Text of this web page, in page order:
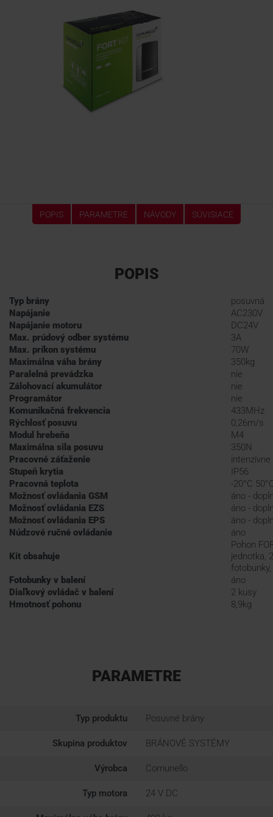
POPIS PARAMETRE NÁVODY SÚVISIACE
POPIS
Typ brány
posuvná
Napájanie
AC230V
Napájanie motoru
DC24V
Max. prúdový odber systému
3A
Max. príkon systému
70W
Maximálna váha brány
350kg
Paralelná prevádzka
nie
Zálohovací akumulátor
nie
Programátor
nie
Komunikačná frekvencia
433MHz
Rýchlosť posuvu
0,26m/s
Modul hrebeňa
M4
Maximálna sila posuvu
350N
Pracovné záťaženie
intenzívne
Stupeň krytia
IP56
Pracovná teplota
-20°C
Možnosť ovládania GSM
áno -
Možnosť ovládania EZS
áno -
Možnosť ovládania EPS
áno -
Núdzové ručné ovládanie
áno
Kit obsahuje
Pohon
jednotka,
Fotobunky v balení
áno
Diaľkový ovládač v balení
2 kusy
Hmotnosť pohonu
8,9kg
PARAMETRE
Typ produktu Posuvné brány
Skupina produktov BRÁNOVÉ SYSTÉMY
Výrobca Comunello
Typ motora 24 V DC